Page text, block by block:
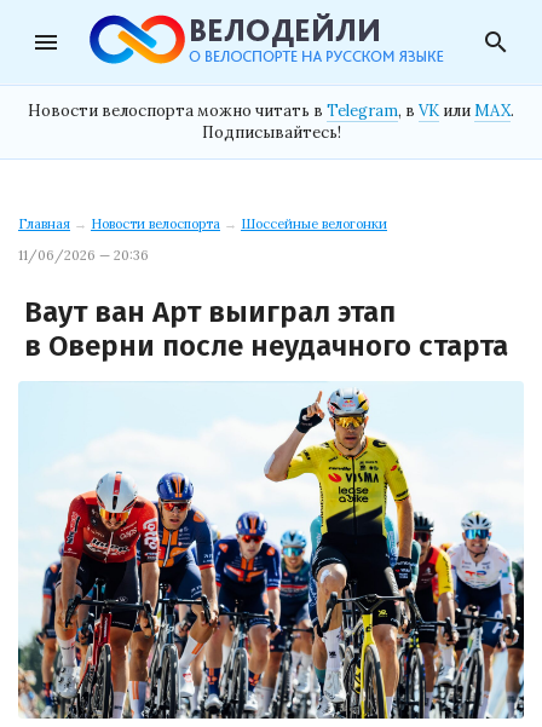
menu search
Новости велоспорта можно читать в Telegram, в VK илиMAX.
Подписывайтесь!
Главная → Новости велоспорта → Шоссейные велогонки
11/06/2026 — 20:36
Ваут ван Арт выиграл этап
в Оверни после неудачного старта